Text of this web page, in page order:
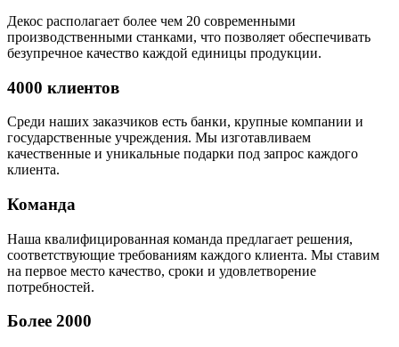
Декос располагает более чем 20 современными
производственными станками, что позволяет обеспечивать
безупречное качество каждой единицы продукции.
4000 клиентов
Среди наших заказчиков есть банки, крупные компании и
государственные учреждения. Мы изготавливаем
качественные и уникальные подарки под запрос каждого
клиента.
Команда
Наша квалифицированная команда предлагает решения,
соответствующие требованиям каждого клиента. Мы ставим
на первое место качество, сроки и удовлетворение
потребностей.
Более 2000